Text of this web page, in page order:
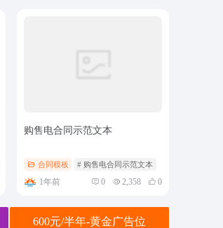
板
购售电合同示范文本
合同模板 # 购售电合同示范文本
1年前 0 2,358 0
600元/半年-黄金广告位